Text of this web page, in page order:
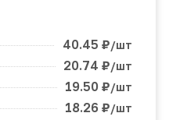
40.45 ₽/шт
20.74 ₽/шт
19.50 ₽/шт
18.26 ₽/шт